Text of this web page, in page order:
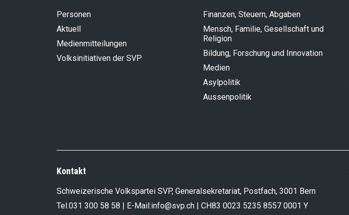
Personen
Aktuell
Medienmitteilungen
Volksinitiativen der SVP
Finanzen, Steuern, Abgaben
Mensch, Familie, Gesellschaft und
Religion
Bildung, Forschung und Innovation
Medien
Asylpolitik
Aussenpolitik
Kontakt
Schweizerische Volkspartei SVP, Generalsekretariat, Postfach, 3001 Bern
Tel.031 300 58 58 | E-Mail:info@svp.ch | CH83 0023 5235 8557 0001 Y